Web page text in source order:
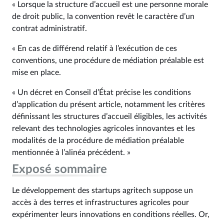
« Lorsque la structure d’accueil est une personne morale
de droit public, la convention revêt le caractère d’un
contrat administratif.
« En cas de différend relatif à l’exécution de ces
conventions, une procédure de médiation préalable est
mise en place.
« Un décret en Conseil d’État précise les conditions
d’application du présent article, notamment les critères
définissant les structures d’accueil éligibles, les activités
relevant des technologies agricoles innovantes et les
modalités de la procédure de médiation préalable
mentionnée à l’alinéa précédent. »
Exposé sommaire
Le développement des startups agritech suppose un
accès à des terres et infrastructures agricoles pour
expérimenter leurs innovations en conditions réelles. Or,